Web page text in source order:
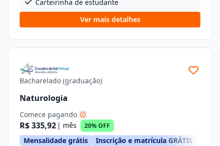
Carteirinha de estudante
Ver mais detalhes
Bacharelado (graduação)
Naturologia
Comece pagando
R$ 335,92 | mês 20% OFF
Mensalidade grátis Inscrição e matrícula GRÁTIS